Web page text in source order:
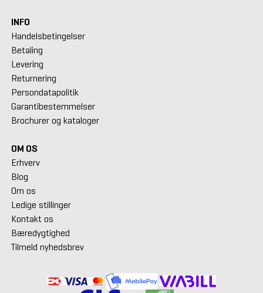
INFO
Handelsbetingelser
Betaling
Levering
Returnering
Persondatapolitik
Garantibestemmelser
Brochurer og kataloger
OM OS
Erhverv
Blog
Om os
Ledige stillinger
Kontakt os
Bæredygtighed
Tilmeld nyhedsbrev